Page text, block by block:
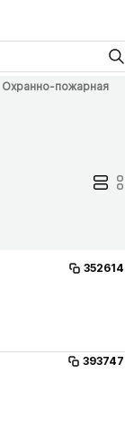
Охранно-пожарная
352614
393747